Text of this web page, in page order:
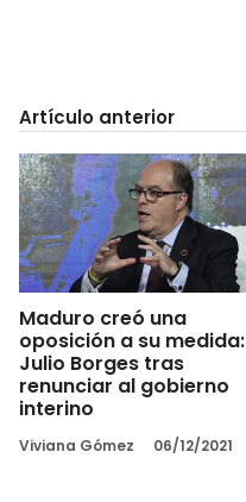
Artículo anterior
Maduro creó una
oposición a su medida:
Julio Borges tras
renunciar al gobierno
interino
Viviana Gómez 06/12/2021